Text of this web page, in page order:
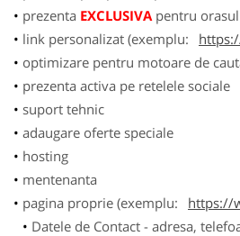
prezenta EXCLUSIVApentru orasul
link personalizat (exemplu:
optimizare pentru motoare de
prezenta activa pe retelele sociale
suport tehnic
adaugare oferte speciale
hosting
mentenanta
pagina proprie (exemplu:
https://
Datele de Contact - adresa,